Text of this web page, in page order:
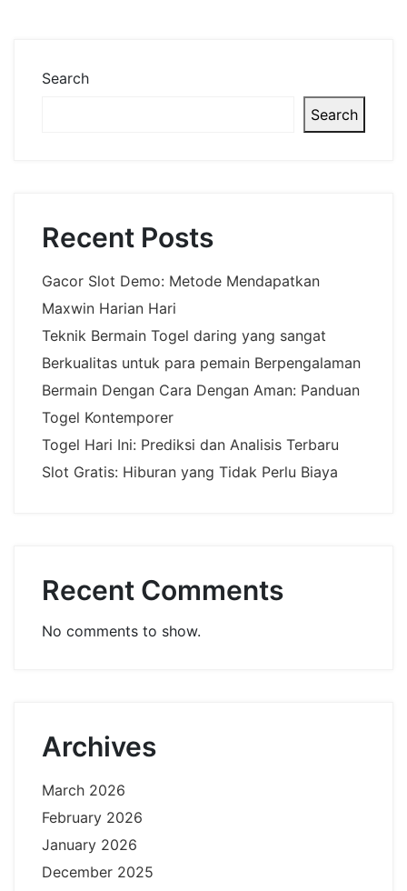
Search
Search
Recent Posts
Gacor Slot Demo: Metode Mendapatkan
Maxwin Harian Hari
Teknik Bermain Togel daring yang sangat
Berkualitas untuk para pemain Berpengalaman
Bermain Dengan Cara Dengan Aman: Panduan
Togel Kontemporer
Togel Hari Ini: Prediksi dan Analisis Terbaru
Slot Gratis: Hiburan yang Tidak Perlu Biaya
Recent Comments
No comments to show.
Archives
March 2026
February 2026
January 2026
December 2025